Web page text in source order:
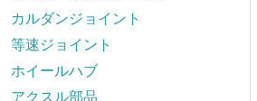
カルダンジョイント
等速ジョイント
ホイールハブ
アクスル部品